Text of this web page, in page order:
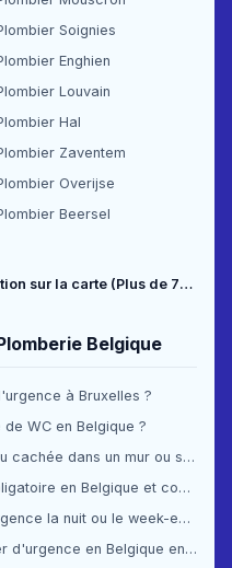
Soignies
Enghien
Louvain
Hal
Zaventem
Overijse
Beersel
Voir toutes nos zones d'intervention sur la carte (Plus de 70 communes couvertes) →
Belgique
à Bruxelles ?
WC en Belgique ?
Comment détecter une fuite d'eau cachée dans un mur ou sous le sol ?
L'entretien de chaudière est-il obligatoire en Belgique et combien ça coûte ?
Peut-on appeler un plombier d'urgence la nuit ou le week-end en Belgique ?
Quels sont les tarifs d'un plombier d'urgence en Belgique en 2025 ?